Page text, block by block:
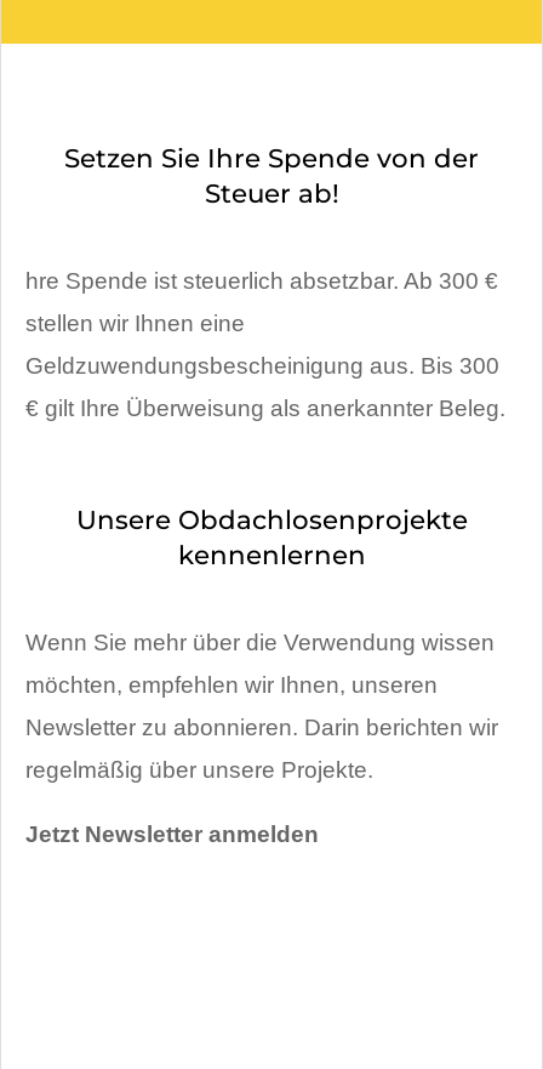
Setzen Sie Ihre Spende von der
Steuer ab!
hre Spende ist steuerlich absetzbar. Ab 300 €
stellen wir Ihnen eine
Geldzuwendungsbescheinigung aus. Bis 300
€ gilt Ihre Überweisung als anerkannter Beleg.
Unsere Obdachlosenprojekte
kennenlernen
Wenn Sie mehr über die Verwendung wissen
möchten, empfehlen wir Ihnen, unseren
Newsletter zu abonnieren. Darin berichten wir
regelmäßig über unsere Projekte.
Jetzt Newsletter anmelden